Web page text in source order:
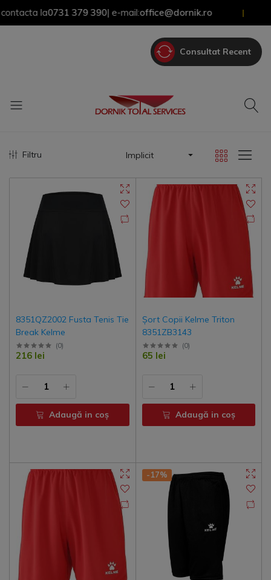
la0731 379 390| e-mail:office@dornik.ro
Consultat Recent
Filtru Implicit
8351QZ2002 Fusta Tenis Tie
Break Kelme
(0)
216 lei
Adaugă in coş
Șort Copii Kelme Triton
8351ZB3143
(0)
65 lei
Adaugă in coş
-17%